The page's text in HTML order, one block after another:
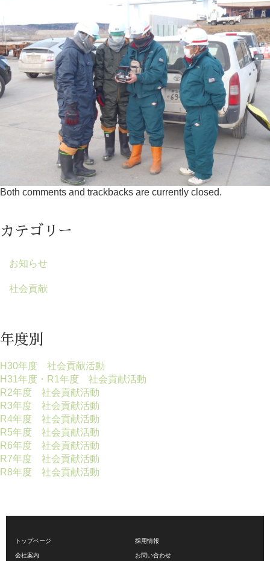
Both comments and trackbacks are currently closed.
カテゴリー
お知らせ
社会貢献
年度別
H30年度 社会貢献活動
H31年度・R1年度 社会貢献活動
R2年度 社会貢献活動
R3年度 社会貢献活動
R4年度 社会貢献活動
R5年度 社会貢献活動
R6年度 社会貢献活動
R7年度 社会貢献活動
R8年度 社会貢献活動
トップページ
会社案内
採用情報
お問い合わせ